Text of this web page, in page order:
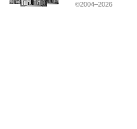
©2004–2026